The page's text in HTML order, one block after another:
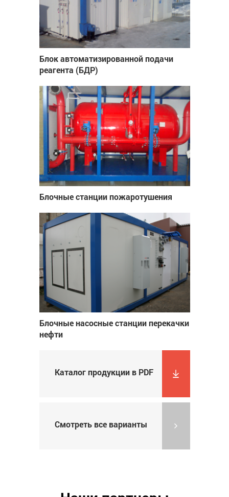
Блок автоматизированной подачи
реагента (БДР)
Блочные станции пожаротушения
Блочные насосные станции перекачки
нефти
Каталог продукции в PDF
Смотреть все варианты